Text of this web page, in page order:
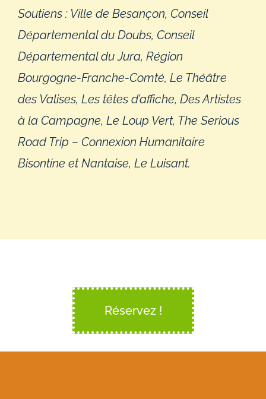
Soutiens : Ville de Besançon, Conseil
Départemental du Doubs, Conseil
Départemental du Jura, Région
Bourgogne-Franche-Comté, Le Théâtre
des Valises, Les têtes d’affiche, Des Artistes
à la Campagne, Le Loup Vert, The Serious
Road Trip – Connexion Humanitaire
Bisontine et Nantaise, Le Luisant.
Réservez !